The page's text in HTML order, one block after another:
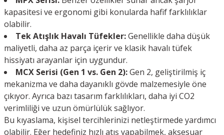
kapasitesi ve ergonomi gibi konularda hafif farklılıklar
olabilir.
Tek Atışlık Havalı Tüfekler:Genellikle daha düşük
maliyetli, daha az parça içerir ve klasik havalı tüfek
hissiyatı arayanlar için uygundur.
MCX Serisi (Gen 1 vs. Gen 2):Gen 2, geliştirilmiş iç
mekanizma ve daha dayanıklı gövde malzemesiyle öne
çıkıyor. Ayrıca bazı tasarım farklılıkları, daha iyi CO2
verimliliği ve uzun ömürlülük sağlıyor.
Bu kıyaslama, kişisel tercihlerinizi netleştirmede yardımcı
olabilir. Eğer hedefiniz hızlı atış yapabilmek, aksesuar